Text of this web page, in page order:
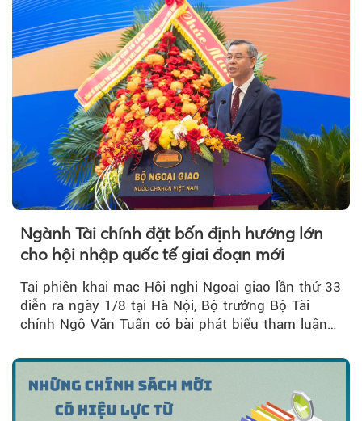
Ngành Tài chính đặt bốn định hướng lớn
cho hội nhập quốc tế giai đoạn mới
Tại phiên khai mạc Hội nghị Ngoại giao lần thứ 33
diễn ra ngày 1/8 tại Hà Nội, Bộ trưởng Bộ Tài
chính Ngô Văn Tuấn có bài phát biểu tham luận